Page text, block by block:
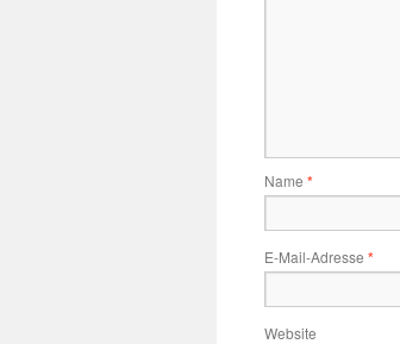
Name *
E-Mail-Adresse *
Website